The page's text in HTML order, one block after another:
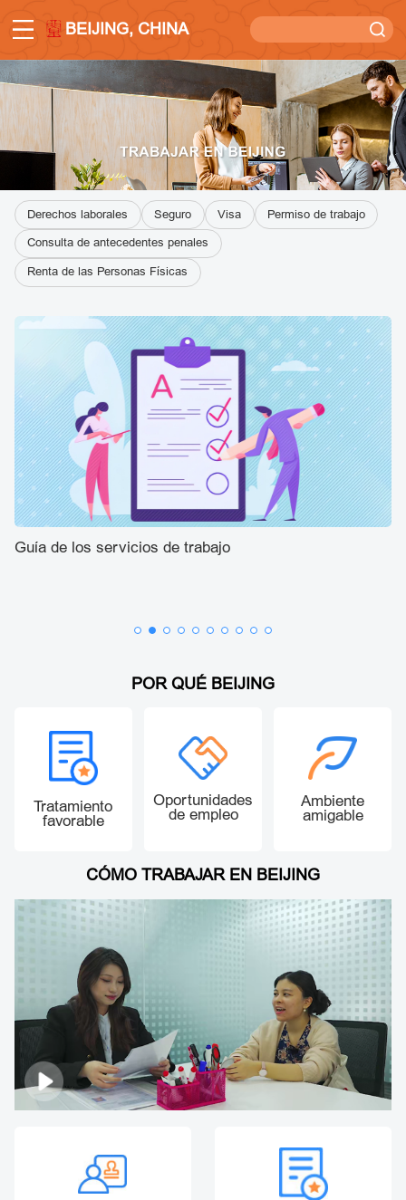
BEIJING, CHINA
Derechos laborales Seguro Visa
Permiso de trabajo
Consulta de antecedentes penales
Renta de las Personas Físicas
Guía de los servicios de trabajo
POR QUÉ BEIJING
Tratamiento
favorable
Oportunidades
de empleo
Ambiente
amigable
CÓMO TRABAJAR EN BEIJING